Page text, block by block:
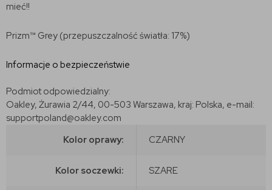
mieć!!
Prizm™ Grey (przepuszczalność światła: 17%)
Informacje o bezpieczeństwie
Podmiot odpowiedzialny:
Oakley, Żurawia 2/44, 00-503 Warszawa, kraj: Polska, e-mail:
supportpoland@oakley.com
Kolor oprawy:
CZARNY
Kolor soczewki: SZARE